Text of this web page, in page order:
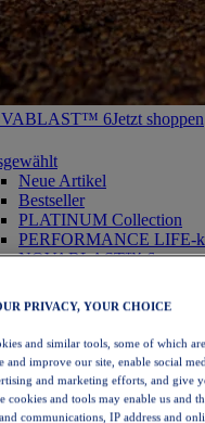
6Jetzt shoppen
Neue Artikel
Bestseller
PLATINUM Collection
PERFORMANCE LIFE-
NOVABLAST™ 6
Laufen
Trailrunning
Tennis
Volleyball
Handball
Padel
Korbball
PRIVACY, YOUR CHOICE
and similar tools, some of which
and improve our site, enable social
and marketing efforts, and give
cookies and tools may enable us and
communications, IP address and